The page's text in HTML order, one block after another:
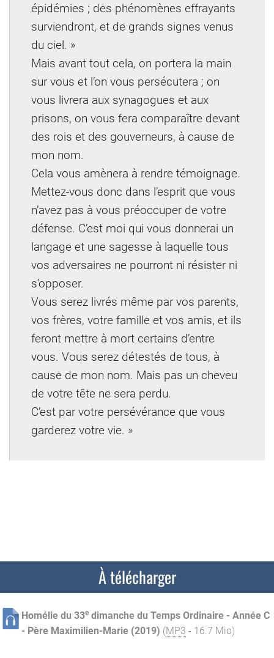
épidémies ; des phénomènes effrayants
surviendront, et de grands signes venus
du ciel. »
Mais avant tout cela, on portera la main
sur vous et l’on vous persécutera ; on
vous livrera aux synagogues et aux
prisons, on vous fera comparaître devant
des rois et des gouverneurs, à cause de
mon nom.
Cela vous amènera à rendre témoignage.
Mettez-vous donc dans l’esprit que vous
n’avez pas à vous préoccuper de votre
défense. C’est moi qui vous donnerai un
langage et une sagesse à laquelle tous
vos adversaires ne pourront ni résister ni
s’opposer.
Vous serez livrés même par vos parents,
vos frères, votre famille et vos amis, et ils
feront mettre à mort certains d’entre
vous. Vous serez détestés de tous, à
cause de mon nom. Mais pas un cheveu
de votre tête ne sera perdu.
C’est par votre persévérance que vous
garderez votre vie. »
À télécharger
Homélie du 33edimanche du Temps Ordinaire - Année C
- Père Maximilien-Marie (2019) (MP3 - 16.7 Mio)